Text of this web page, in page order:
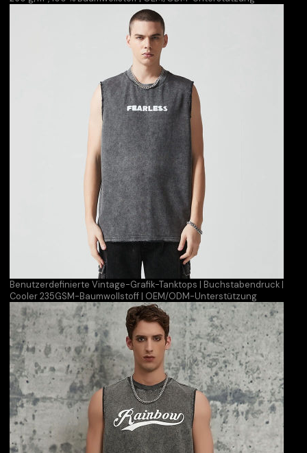
Benutzerdefinierte Vintage-Grafik-Tanktops | Buchstabendruck |
Cooler 235GSM-Baumwollstoff | OEM/ODM-Unterstützung